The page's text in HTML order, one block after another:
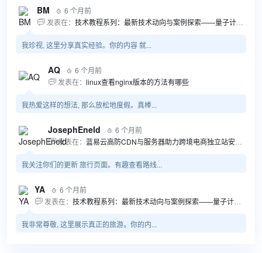
BM  6 个月前
 发表在： 技术教程系列：最新技术动向与案例探索——量子计算商业应用揭秘 该教程将深入探索最新技术动态，重点关注量子计算技术在商业领域的应用，结合具体案例阐述其背景、起因、经过和结果。同时，强调技术文档和运维文档的重要性，揭示它们在新技术发展和行业标准...
我珍视, 这里分享真实经验。你的内容 就...
AQ  6 个月前
 发表在： linux查看nginx版本的方法有哪些
我热爱这样的想法, 那么放松地度假。真棒...
JosephEneld  6 个月前
 发表在： 蓝易云高防CDN与服务器助力跨境电商独立站安全高效发展
我关注你们的更新 旅行页面。有趣查看路线...
YA  6 个月前
 发表在： 技术教程系列：最新技术动向与案例探索——量子计算商业应用揭秘 该教程将深入探索最新技术动态，重点关注量子计算技术在商业领域的应用，结合具体案例阐述其背景、起因、经过和结果。同时，强调技术文档和运维文档的重要性，揭示它们在新技术发展和行业标准...
我非常尊敬, 这里展示真正的旅游。你的内...